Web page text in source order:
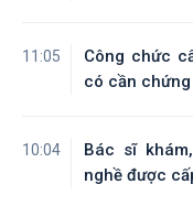
11:05
Công chức
có cần
10:04
Bác sĩ
nghề được